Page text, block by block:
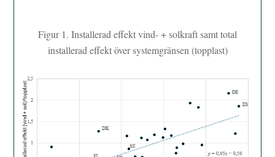
Figur 1. Installerad effekt vind- + solkraft samt total
installerad effekt över systemgränsen (topplast)